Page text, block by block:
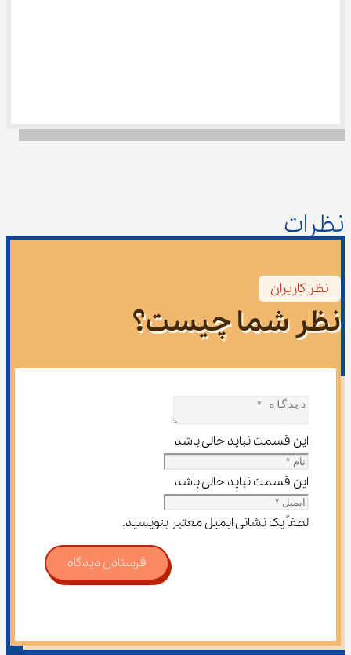
نظرات
نظر کاربران
نظر شما چیست؟
این قسمت نباید خالی باشد
این قسمت نباید خالی باشد
لطفاً یک نشانی ایمیل معتبر بنویسید.
فرستادن دیدگاه